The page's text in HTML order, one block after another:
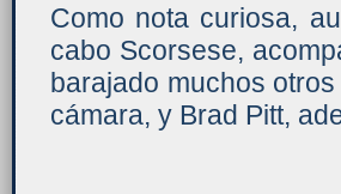
Como nota curiosa,
cabo Scorsese,
barajado muchos
cámara, y Brad Pitt,